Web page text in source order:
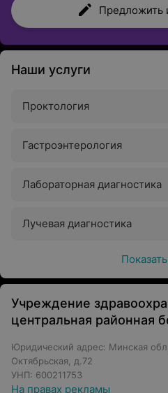
Предложить
Наши услуги
Проктология
Гастроэнтерология
Лабораторная диагностика
Лучевая диагностика
Учреждение
центральная районная
Юридический адрес: Минская
Октябрьская, д.72
УНП: 600211753
На правах рекламы